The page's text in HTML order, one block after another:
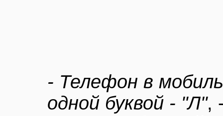
- Телефон в
одной буквой - "Л",